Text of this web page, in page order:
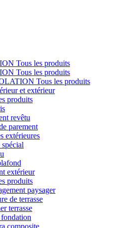
Tous les produits
Tous les produits
Tous les produits
et extérieur
produits
revêtu
parement
extérieures
extérieur
produits
paysager
de terrasse
terrasse
composite